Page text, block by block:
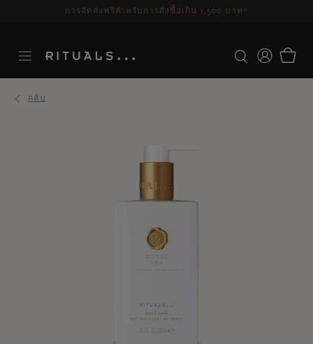
ระยะเวลาจัดส่ง 3-5 วันทำการ ดูเพิ่มเติม
กลับ